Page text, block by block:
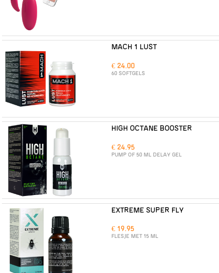
MACH 1 LUST
€ 24.00
60 SOFTGELS
HIGH OCTANE BOOSTER
€ 24.95
PUMP OF 50 ML DELAY GEL
EXTREME SUPER FLY
€ 19.95
FLESJE MET 15 ML